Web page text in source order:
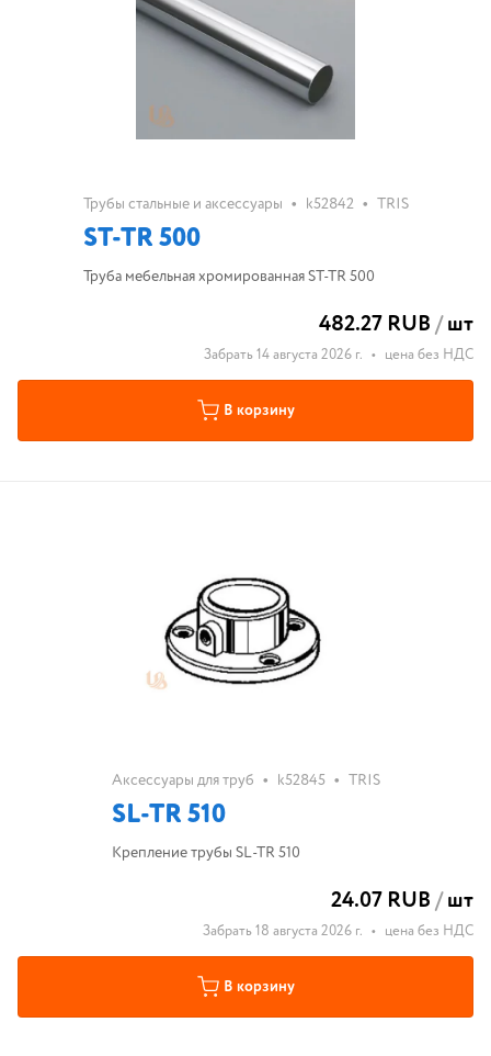
Трубы стальные и аксессуары • k52842 • TRIS
ST-TR 500
Труба мебельная хромированная ST-TR 500
482.27 RUB/шт
Забрать 14 августа 2026 г. • цена без НДС
В корзину
Аксессуары для труб • k52845 • TRIS
SL-TR 510
Крепление трубы SL-TR 510
24.07 RUB/шт
Забрать 18 августа 2026 г. • цена без НДС
В корзину